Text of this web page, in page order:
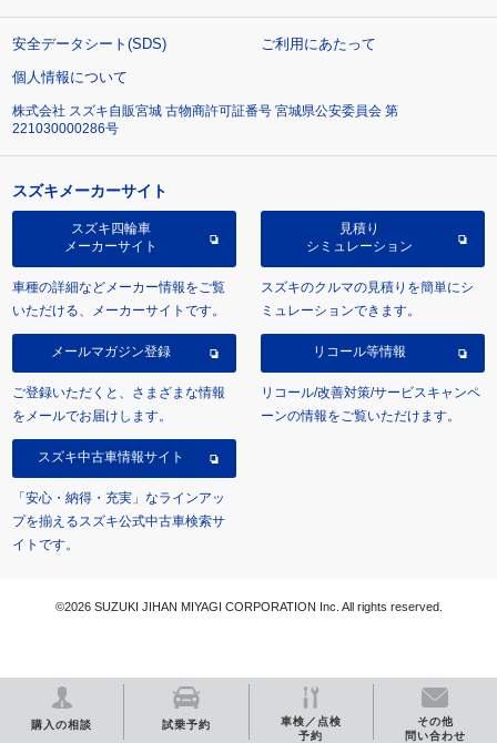
購入の相談 試乗予約
車検／点検
予約
その他
問い合わせ
安全データシート(SDS)
ご利用にあたって
個人情報について
株式会社 スズキ自販宮城 古物商許可証番号 宮城県公安委員会 第
221030000286号
スズキメーカーサイト
スズキ四輪車
メーカーサイト
車種の詳細などメーカー情報をご覧
いただける、メーカーサイトです。
見積り
シミュレーション
スズキのクルマの見積りを簡単にシ
ミュレーションできます。
メールマガジン登録
ご登録いただくと、さまざまな情報
をメールでお届けします。
リコール等情報
リコール/改善対策/サービスキャンペ
ーンの情報をご覧いただけます。
スズキ中古車情報サイト
「安心・納得・充実」なラインアッ
プを揃えるスズキ公式中古車検索サ
イトです。
©2026 SUZUKI JIHAN MIYAGI CORPORATION Inc. All rights reserved.